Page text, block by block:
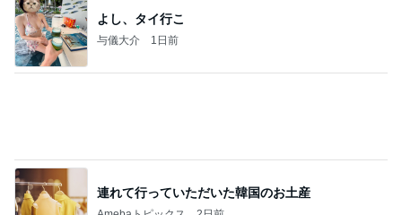
よし、タイ行こ
与儀大介 1日前
日東駒専や産近甲龍は英語よりも国語の攻略が重視
される、のかもしれない。